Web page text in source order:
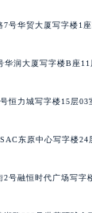
号华贸大厦写字楼1
华润大厦写字楼B座11
恒力城写字楼15层03
东原中心写字楼24
号融恒时代广场写字